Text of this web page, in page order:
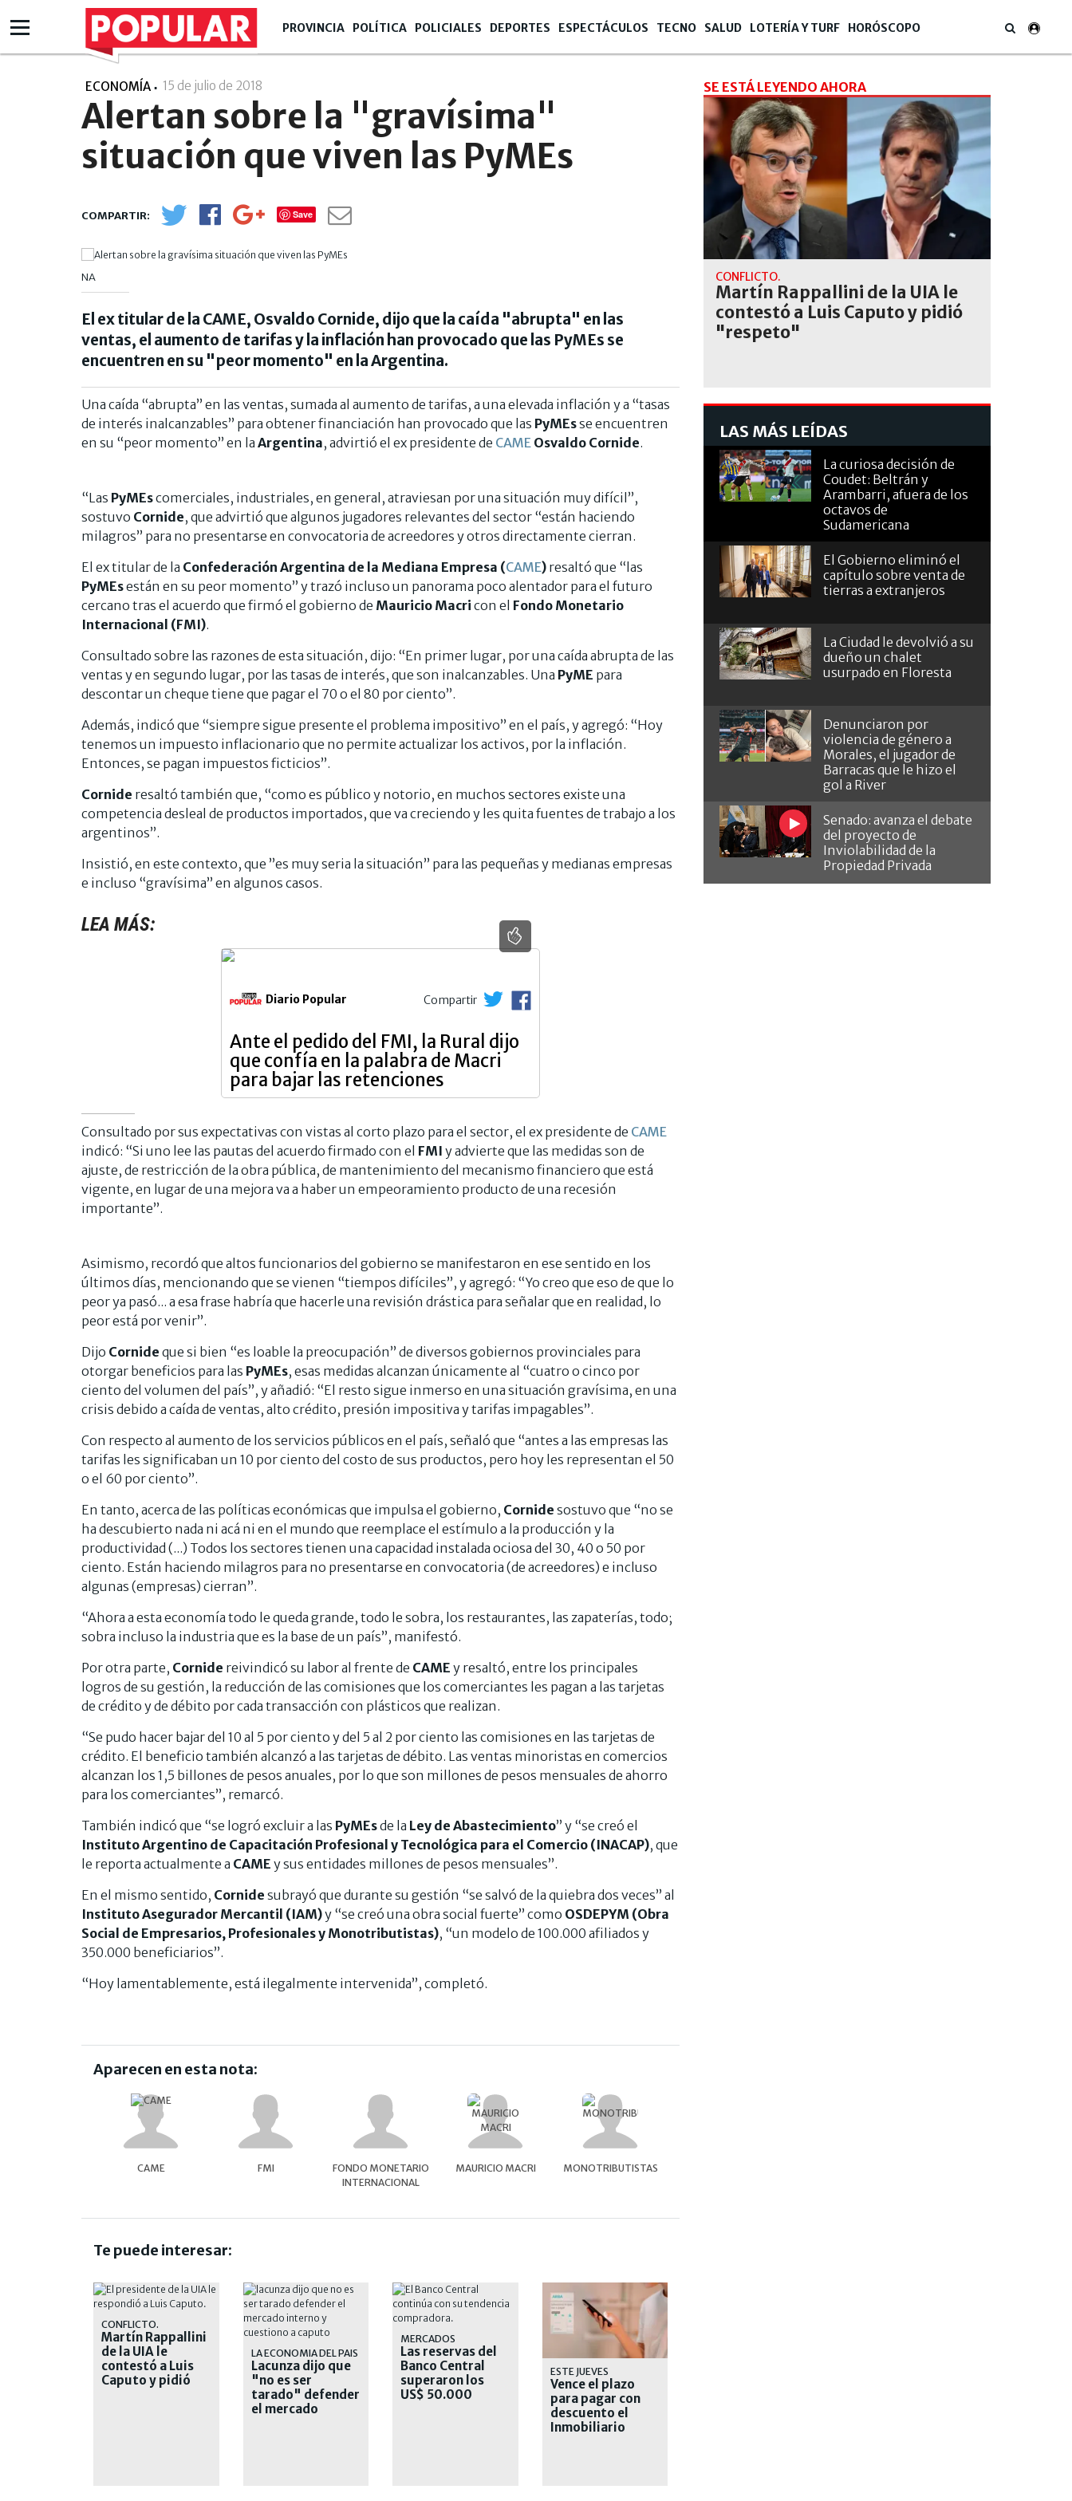
PROVINCIA POLÍTICA POLICIALES DEPORTES ESPECTÁCULOS TECNO SALUD LOTERÍA Y TURF HORÓSCOPO
ECONOMÍA 15 de julio de 2018
Alertan sobre la "gravísima"
situación que viven las PyMEs
Save
NA
El ex titular de la CAME, Osvaldo Cornide, dijo que la caída "abrupta" en las
ventas, el aumento de tarifas y la inflación han provocado que las PyMEs se
encuentren en su "peor momento" en la Argentina.
Una caída “abrupta” en las ventas, sumada al aumento de tarifas, a una elevada inflación y a “tasas
de interés inalcanzables” para obtener financiación han provocado que las PyMEsse encuentren
en su “peor momento” en la Argentina, advirtió el ex presidente de CAME Osvaldo Cornide.
“Las PyMEscomerciales, industriales, en general, atraviesan por una situación muy difícil”,
sostuvo Cornide, que advirtió que algunos jugadores relevantes del sector “están haciendo
milagros” para no presentarse en convocatoria de acreedores y otros directamente cierran.
El ex titular de la Confederación Argentina de la Mediana Empresa (CAME) resaltó que “las
PyMEsestán en su peor momento” y trazó incluso un panorama poco alentador para el futuro
cercano tras el acuerdo que firmó el gobierno de Mauricio Macri con el Fondo Monetario
Internacional (FMI).
Consultado sobre las razones de esta situación, dijo: “En primer lugar, por una caída abrupta de las
ventas y en segundo lugar, por las tasas de interés, que son inalcanzables. Una PyME para
descontar un cheque tiene que pagar el 70 o el 80 por ciento”.
Además, indicó que “siempre sigue presente el problema impositivo” en el país, y agregó: “Hoy
tenemos un impuesto inflacionario que no permite actualizar los activos, por la inflación.
Entonces, se pagan impuestos ficticios”.
Cornide resaltó también que, “como es público y notorio, en muchos sectores existe una
competencia desleal de productos importados, que va creciendo y les quita fuentes de trabajo a los
argentinos”.
Insistió, en este contexto, que ”es muy seria la situación” para las pequeñas y medianas empresas
e incluso “gravísima” en algunos casos.
LEA MÁS:
Diario Popular Compartir
Ante el pedido del FMI, la Rural dijo
que confía en la palabra de Macri
para bajar las retenciones
Consultado por sus expectativas con vistas al corto plazo para el sector, el ex presidente de CAME
indicó: “Si uno lee las pautas del acuerdo firmado con el FMI y advierte que las medidas son de
ajuste, de restricción de la obra pública, de mantenimiento del mecanismo financiero que está
vigente, en lugar de una mejora va a haber un empeoramiento producto de una recesión
importante”.
Asimismo, recordó que altos funcionarios del gobierno se manifestaron en ese sentido en los
últimos días, mencionando que se vienen “tiempos difíciles”, y agregó: “Yo creo que eso de que lo
peor ya pasó... a esa frase habría que hacerle una revisión drástica para señalar que en realidad, lo
peor está por venir”.
Dijo Cornide que si bien “es loable la preocupación” de diversos gobiernos provinciales para
otorgar beneficios para las PyMEs, esas medidas alcanzan únicamente al “cuatro o cinco por
ciento del volumen del país”, y añadió: “El resto sigue inmerso en una situación gravísima, en una
crisis debido a caída de ventas, alto crédito, presión impositiva y tarifas impagables”.
Con respecto al aumento de los servicios públicos en el país, señaló que “antes a las empresas las
tarifas les significaban un 10 por ciento del costo de sus productos, pero hoy les representan el 50
o el 60 por ciento”.
En tanto, acerca de las políticas económicas que impulsa el gobierno, Cornide sostuvo que “no se
ha descubierto nada ni acá ni en el mundo que reemplace el estímulo a la producción y la
productividad (...) Todos los sectores tienen una capacidad instalada ociosa del 30, 40 o 50 por
ciento. Están haciendo milagros para no presentarse en convocatoria (de acreedores) e incluso
algunas (empresas) cierran”.
“Ahora a esta economía todo le queda grande, todo le sobra, los restaurantes, las zapaterías, todo;
sobra incluso la industria que es la base de un país”, manifestó.
Por otra parte, Cornide reivindicó su labor al frente de CAME y resaltó, entre los principales
logros de su gestión, la reducción de las comisiones que los comerciantes les pagan a las tarjetas
de crédito y de débito por cada transacción con plásticos que realizan.
“Se pudo hacer bajar del 10 al 5 por ciento y del 5 al 2 por ciento las comisiones en las tarjetas de
crédito. El beneficio también alcanzó a las tarjetas de débito. Las ventas minoristas en comercios
alcanzan los 1,5 billones de pesos anuales, por lo que son millones de pesos mensuales de ahorro
para los comerciantes”, remarcó.
También indicó que “se logró excluir a las PyMEsde la Ley de Abastecimiento” y “se creó el
Instituto Argentino de Capacitación Profesional y Tecnológica para el Comercio (INACAP), que
le reporta actualmente a CAME y sus entidades millones de pesos mensuales”.
En el mismo sentido, Cornide subrayó que durante su gestión “se salvó de la quiebra dos veces” al
Instituto Asegurador Mercantil (IAM)y “se creó una obra social fuerte” como OSDEPYM (Obra
Social de Empresarios, Profesionales y Monotributistas), “un modelo de 100.000 afiliados y
350.000 beneficiarios”.
“Hoy lamentablemente, está ilegalmente intervenida”, completó.
Aparecen en esta nota:
CAME FMI
FONDO MONETARIO
INTERNACIONAL
MAURICIO MACRI MONOTRIBUTISTAS
Te puede interesar:
CONFLICTO.
Martín Rappallini
de la UIA le
contestó a Luis
Caputo y pidió
LA ECONOMIA DEL PAIS
Lacunza dijo que
"no es ser
tarado" defender
el mercado
MERCADOS
Las reservas del
Banco Central
superaron los
US$ 50.000
ESTE JUEVES
Vence el plazo
para pagar con
descuento el
Inmobiliario
SE ESTÁ LEYENDO AHORA
CONFLICTO.
Martín Rappallini de la UIA le
contestó a Luis Caputo y pidió
"respeto"
LAS MÁS LEÍDAS
La curiosa decisión de
Coudet: Beltrán y
Arambarri, afuera de los
octavos de
Sudamericana
El Gobierno eliminó el
capítulo sobre venta de
tierras a extranjeros
La Ciudad le devolvió a su
dueño un chalet
usurpado en Floresta
Denunciaron por
violencia de género a
Morales, el jugador de
Barracas que le hizo el
gol a River
Senado: avanza el debate
del proyecto de
Inviolabilidad de la
Propiedad Privada